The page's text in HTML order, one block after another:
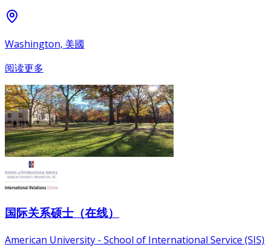
Washington, 美國
阅读更多
国际关系硕士（在线）
American University - School of International Service (SIS)